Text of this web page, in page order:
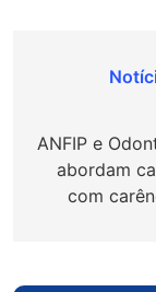
Post
ANFIP e
abordam
com